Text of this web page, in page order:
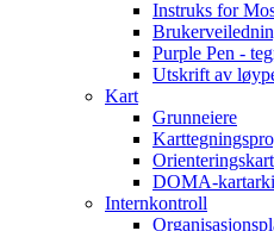
Instruks for
Purple Pen -
Utskrift av
Kart
Grunneiere
Orienteringskart
DOMA-
Internkontroll